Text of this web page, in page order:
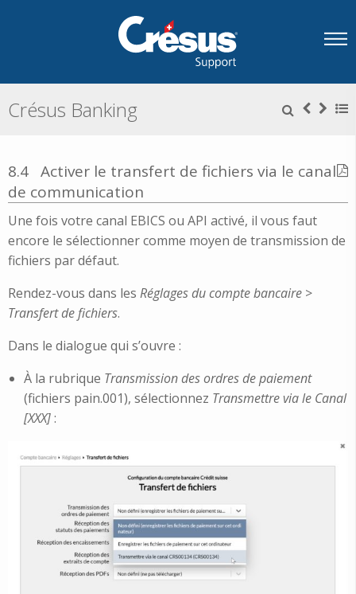
Crésus Banking
8.4 Activer le transfert de fichiers via le canal
de communication
Une fois votre canal EBICS ou API activé, il vous faut
encore le sélectionner comme moyen de transmission de
fichiers par défaut.
Rendez-vous dans les Réglages du compte bancaire >
Transfert de fichiers.
Dans le dialogue qui s’ouvre :
À la rubrique Transmission des ordres de paiement
(fichiers pain.001), sélectionnez Transmettre via le Canal
[XXX]: